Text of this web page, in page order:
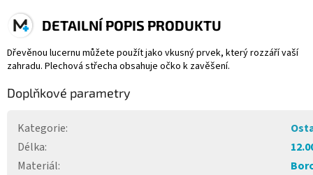
DETAILNÍ POPIS PRODUKTU
Dřevěnou lucernu můžete použít jako vkusný prvek, který rozzáří vaší
zahradu. Plechová střecha obsahuje očko k zavěšení.
Doplňkové parametry
Kategorie:
Délka:
Materiál: